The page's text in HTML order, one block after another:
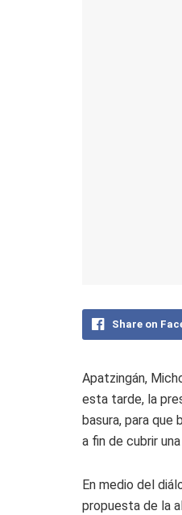
Share on
Apatzingán,
esta tarde, la
basura, para que
a fin de cubrir
En medio del
propuesta de la